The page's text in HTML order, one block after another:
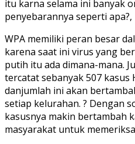
itu karna selama ini banyak
penyebarannya seperti apa?,
WPA memiliki peran besar
karena saat ini virus yang
putih itu ada dimana-mana.
tercatat sebanyak 507 kasus
danjumlah ini akan
setiap kelurahan. ? Dengan
kasusnya makin bertambah
masyarakat untuk